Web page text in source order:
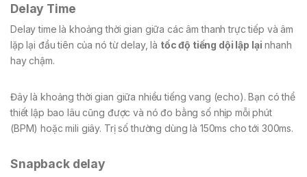
Delay Time
Delay time là khoảng thời gian giữa các âm thanh trực tiếp và âm
lặp lại đầu tiên của nó từ delay, là tốc độ tiếng dội lập lại nhanh
hay chậm.
Đây là khoảng thời gian giữa nhiều tiếng vang (echo). Bạn có thể
thiết lập bao lâu cũng được và nó đo bằng số nhịp mỗi phút
(BPM) hoặc mili giây. Trị số thường dùng là 150ms cho tới 300ms.
Snapback delay